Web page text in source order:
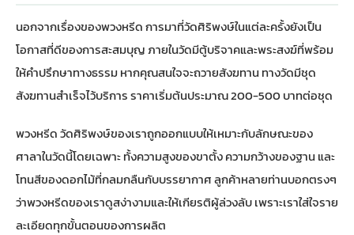
นอกจากเรื่องของพวงหรีด การมาที่วัดศิริพงษ์ในแต่ละครั้งยังเป็น
โอกาสที่ดีของการสะสมบุญ ภายในวัดมีตู้บริจาคและพระสงฆ์ที่พร้อม
ให้คำปรึกษาทางธรรม หากคุณสนใจจะถวายสังฆทาน ทางวัดมีชุด
สังฆทานสำเร็จไว้บริการ ราคาเริ่มต้นประมาณ 200-500 บาทต่อชุด
พวงหรีด วัดศิริพงษ์ของเราถูกออกแบบให้เหมาะกับลักษณะของ
ศาลาในวัดนี้โดยเฉพาะ ทั้งความสูงของขาตั้ง ความกว้างของฐาน และ
โทนสีของดอกไม้ที่กลมกลืนกับบรรยากาศ ลูกค้าหลายท่านบอกตรงๆ
ว่าพวงหรีดของเราดูสง่างามและให้เกียรติผู้ล่วงลับ เพราะเราใส่ใจราย
ละเอียดทุกขั้นตอนของการผลิต